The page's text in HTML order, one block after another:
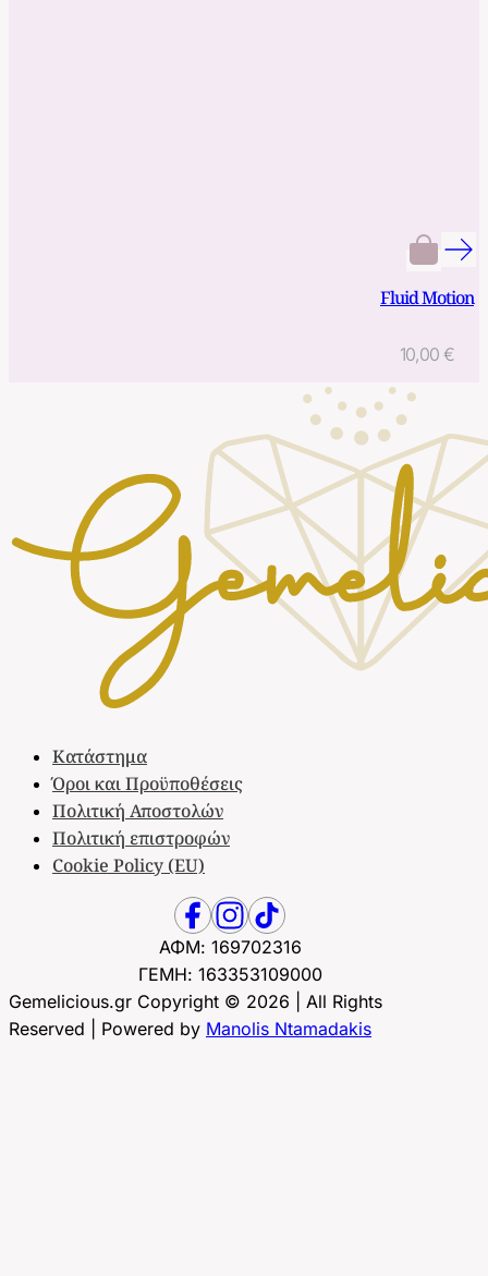
Fluid Motion
10,00 €
Κατάστημα
Όροι και Προϋποθέσεις
Πολιτική Αποστολών
Πολιτική επιστροφών
Cookie Policy (EU)
ΑΦΜ: 169702316
ΓΕΜΗ: 163353109000
Gemelicious.gr Copyright © 2026 | All Rights
Reserved | Powered by Manolis Ntamadakis